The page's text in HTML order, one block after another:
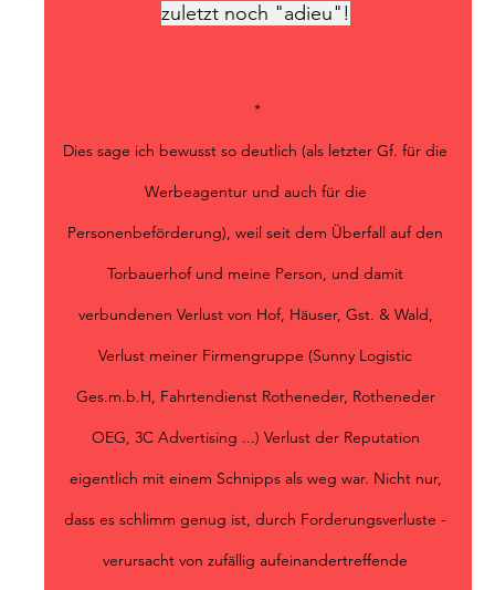
zuletzt noch "adieu"!
*
Dies sage ich bewusst so deutlich (als letzter Gf. für die
Werbeagentur und auch für die
Personenbeförderung), weil seit dem Überfall auf den
Torbauerhof und meine Person, und damit
verbundenen Verlust von Hof, Häuser, Gst. & Wald,
Verlust meiner Firmengruppe (Sunny Logistic
Ges.m.b.H, Fahrtendienst Rotheneder, Rotheneder
OEG, 3C Advertising ...) Verlust der Reputation
eigentlich mit einem Schnipps als weg war. Nicht nur,
dass es schlimm genug ist, durch Forderungsverluste -
verursacht von zufällig aufeinandertreffende